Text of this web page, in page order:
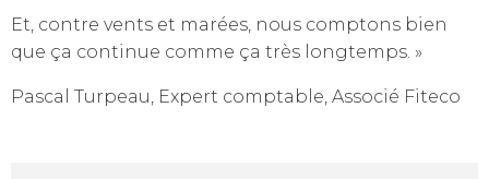
Et, contre vents et marées, nous comptons bien
que ça continue comme ça très longtemps. »
Pascal Turpeau, Expert comptable, Associé Fiteco